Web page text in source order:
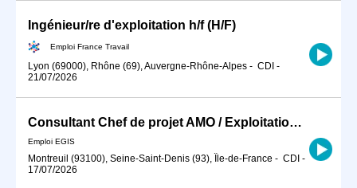
Ingénieur/re d'exploitation h/f (H/F)
Emploi France Travail
Lyon (69000), Rhône (69), Auvergne-Rhône-Alpes - CDI -
21/07/2026
Consultant Chef de projet AMO / Exploitation Maintenance H/F
Emploi EGIS
Montreuil (93100), Seine-Saint-Denis (93), Île-de-France - CDI -
17/07/2026